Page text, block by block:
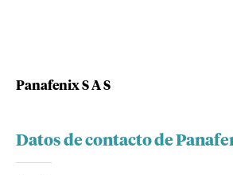
Panafenix S A S
Datos de contacto de